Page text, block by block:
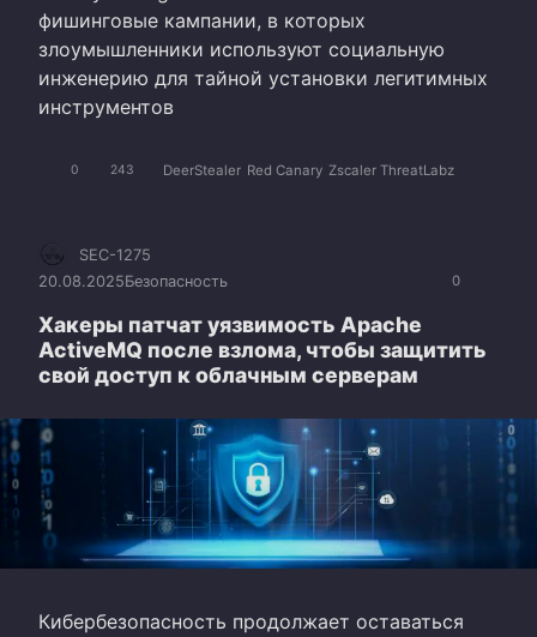
фишинговые кампании, в которых
злоумышленники используют социальную
инженерию для тайной установки легитимных
инструментов
0 243 DeerStealer Red Canary Zscaler ThreatLabz
0
SEC-1275
20.08.2025Безопасность
Хакеры патчат уязвимость Apache
ActiveMQ после взлома, чтобы защитить
свой доступ к облачным серверам
Кибербезопасность продолжает оставаться